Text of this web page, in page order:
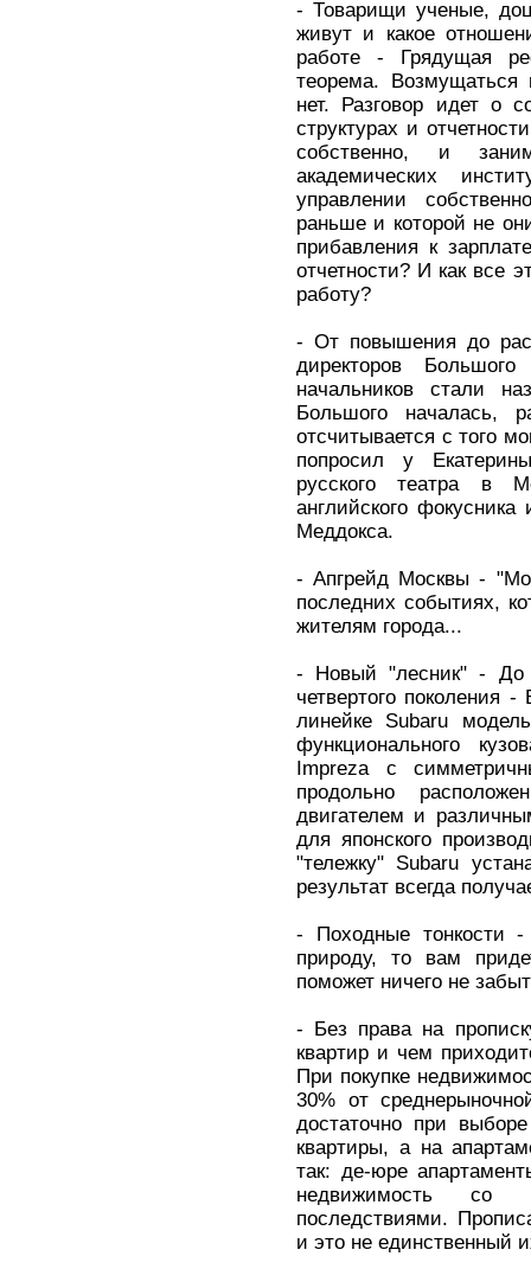
- Товарищи ученые,
живут и какое
работе - Грядущая
теорема.
нет. Разговор идет о
структурах и
собственно, и
академических
управлении
раньше и которой не
прибавления к
отчетности? И как все
работу?
- От повышения до
директоров
начальников стали
Большого началась,
отсчитывается с того
попросил у
русского театра в
английского
Меддокса.
- Апгрейд Москвы -
последних событиях,
жителям города...
- Новый "лесник" - До
четвертого поколения
линейке Subaru
функционального
Impreza с
продольно
двигателем и
для японского
"тележку" Subaru
результат всегда
- Походные тонкости
природу, то вам
поможет ничего не
- Без права на
квартир и чем
При покупке
30% от
достаточно при
квартиры, а на
так: де-юре
недвижимость со
последствиями.
и это не единственный